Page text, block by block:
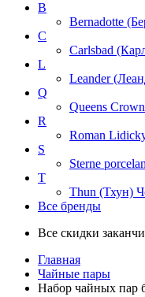
B
Bernadotte
C
Carlsbad
L
Leander
Q
Queens
R
Roman
S
Sterne porcelan
T
Thun (Тхун)
Все бренды
Все скидки
Главная
Чайные пары
Набор чайных пар